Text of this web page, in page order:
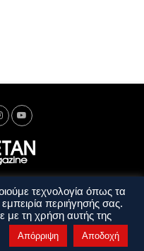
Όροι Χρήσης
τεχνολογία όπως τα
περιήγησής σας.
με τη χρήση αυτής της
Απόρριψη Αποδοχή